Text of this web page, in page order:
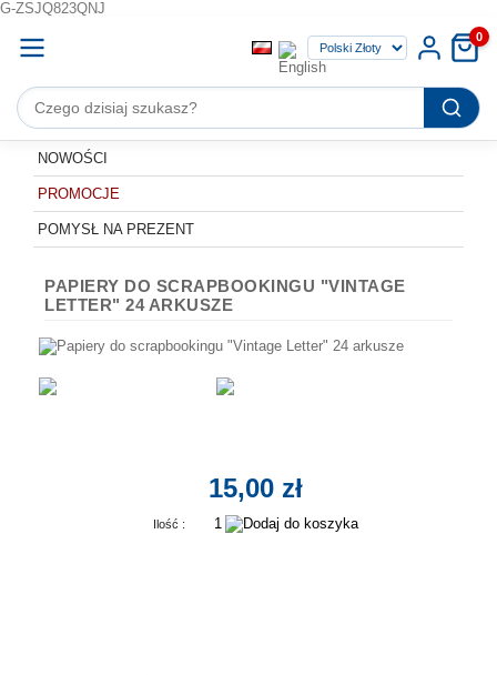
G-ZSJQ823QNJ
0
NOWOŚCI
PROMOCJE
POMYSŁ NA PREZENT
PAPIERY DO SCRAPBOOKINGU "VINTAGE
LETTER" 24 ARKUSZE
15,00 zł
Ilość :